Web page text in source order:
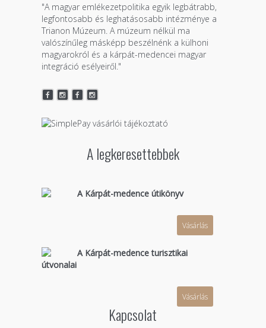
"A magyar emlékezetpolitika egyik legbátrabb,
legfontosabb és leghatásosabb intézménye a
Trianon Múzeum. A múzeum nélkül ma
valószínűleg másképp beszélnénk a külhoni
magyarokról és a kárpát-medencei magyar
integráció esélyeiről."
A legkeresettebbek
A Kárpát-medence útikönyv
Vásárlás
A Kárpát-medence turisztikai
útvonalai
Vásárlás
Kapcsolat